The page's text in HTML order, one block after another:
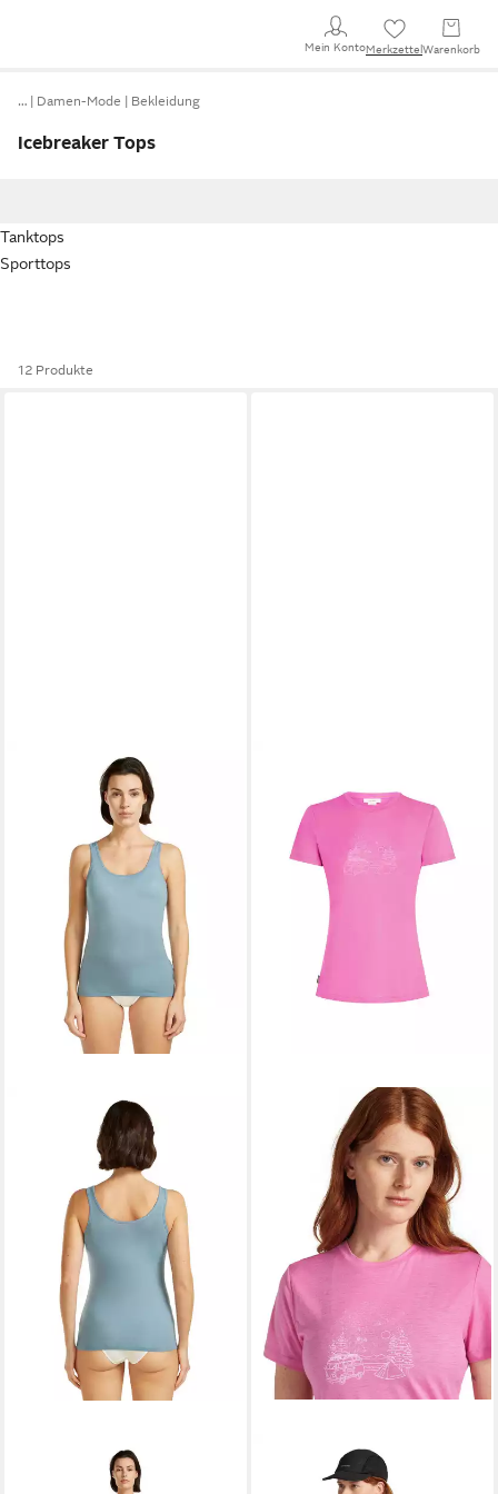
Mein KontoMerkzettel Warenkorb
… Damen-Mode Bekleidung
Icebreaker Tops
Tanktops
Sporttops
12 Produkte
Tanktop Unterwäsche Tank
ICEBREAKER
Funktionsshirt DA Mer 150